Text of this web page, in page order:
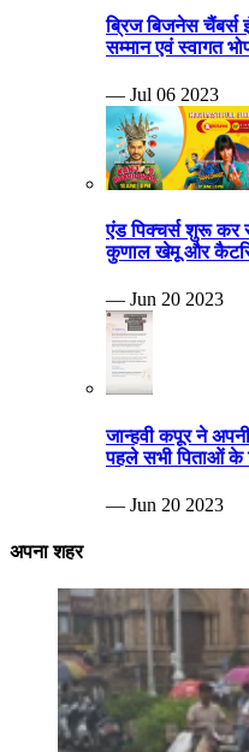
ब्रिज बिजनेस चैंबर्स
सम्मान एवं स्वागत
— Jul 06 2023
एंड पिक्चर्स शुरू कर
कुणाल खेमू और
— Jun 20 2023
जान्हवी कपूर ने
पहले सभी पिताओं के
— Jun 20 2023
अपना शहर